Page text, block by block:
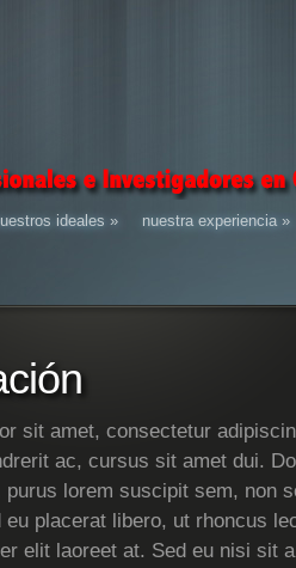
ideales » nuestra experiencia»
sit amet, consectetur
ac, cursus sit amet dui.
purus lorem suscipit sem, non
placerat libero, ut rhoncus
elit laoreet at. Sed eu nisi sit